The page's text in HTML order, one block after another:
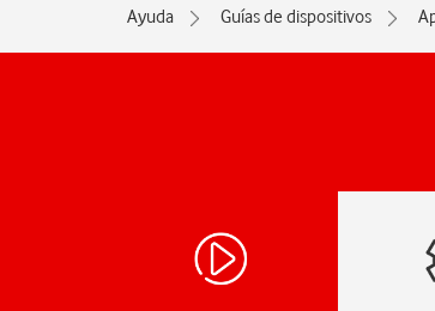
Ayuda Guías de dispositivos